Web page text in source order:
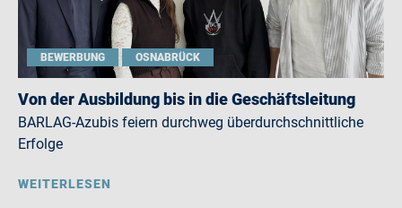
BEWERBUNG OSNABRÜCK
Von der Ausbildung bis in die Geschäftsleitung
BARLAG-Azubis feiern durchweg überdurchschnittliche
Erfolge
WEITERLESEN